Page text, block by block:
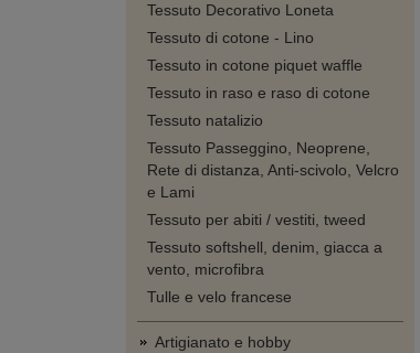
Tessuto Decorativo Loneta
Tessuto di cotone - Lino
Tessuto in cotone piquet waffle
Tessuto in raso e raso di cotone
Tessuto natalizio
Tessuto Passeggino, Neoprene,
Rete di distanza, Anti-scivolo, Velcro
e Lami
Tessuto per abiti / vestiti, tweed
Tessuto softshell, denim, giacca a
vento, microfibra
Tulle e velo francese
Artigianato e hobby